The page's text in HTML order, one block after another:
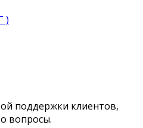
)
поддержки клиентов,
вопросы.